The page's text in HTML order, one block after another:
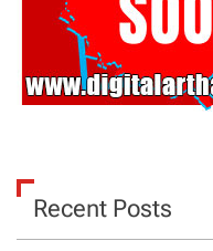
Recent Posts